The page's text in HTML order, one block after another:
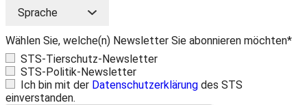
Wählen Sie, welche(n) Newsletter Sie abonnieren möchten*
STS-Tierschutz-Newsletter
STS-Politik-Newsletter
Ich bin mit der Datenschutzerklärung des STS
einverstanden.